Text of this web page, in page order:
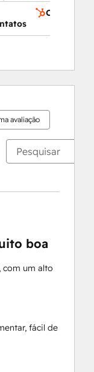
Contatos
avaliação
boa
com um alto
fácil de